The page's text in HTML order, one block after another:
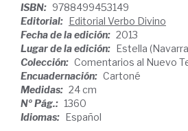
ISBN: 9788499453149
Editorial: Editorial Verbo Divino
Fecha de la edición: 2013
Lugar de la edición: Estella
Colección: Comentarios al Nuevo
Encuadernación: Cartoné
Medidas: 24 cm
Nº Pág.: 1360
Idiomas: Español